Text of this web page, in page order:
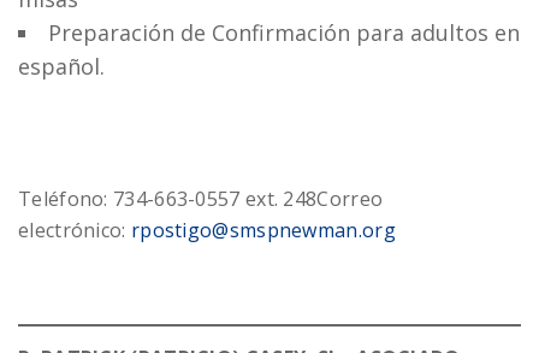
Preparación de Confirmación para adultos en
español.
Teléfono: 734-663-0557 ext. 248Correo
electrónico: rpostigo@smspnewman.org